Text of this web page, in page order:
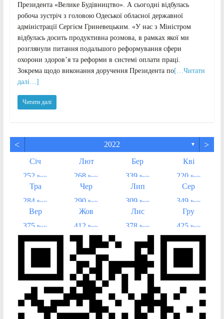
Президента «Велике Будівництво». А сьогодні відбулась
робоча зустріч з головою Одеської обласної державної
адміністрації Сергієм Гриневецьким. «У нас з Міністром
відбулась досить продуктивна розмова, в рамках якої ми
розглянули питання подальшого реформування сфери
охорони здоров’я та реформи в системі оплати праці.
Зокрема щодо виконання доручення Президента по[…Читати
далі…]
Читати далі
< 2022 ▼ >
Січ
252 Posts
Лют
268 Posts
Бер
339 Posts
Кві
220 Posts
Тра
284 Posts
Чер
290 Posts
Лип
309 Posts
Сер
349 Posts
Вер
375 Posts
Жов
412 Posts
Лис
378 Posts
Гру
425 Posts